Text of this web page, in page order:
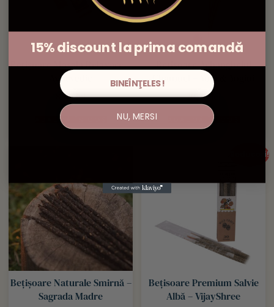
Bețișoare Masala Relaxare –
Ayurvedic
8,00lei
ADAUGĂ ÎN COȘ
Bețișoare Arhanghelul
Chamuel – Yogi & Yogini
20,00lei
ADAUGĂ ÎN COȘ
Bețișoare Naturale Smirnă –
Sagrada Madre
Reduceri!
Bețisoare Premium Salvie
Albă – VijayShree
15% discount la prima comandă
BINEÎNŢELES!
NU, MERSI